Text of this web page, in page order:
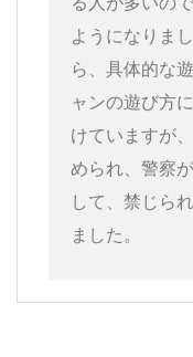
ようになりま
ら、具体的な
ャンの遊び方
けていますが
められ、警察
して、禁じら
ました。